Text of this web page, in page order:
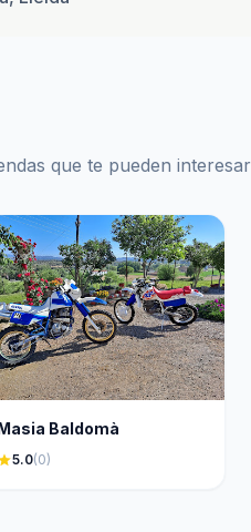
que te pueden interesar
Baldomà
5.0(0)